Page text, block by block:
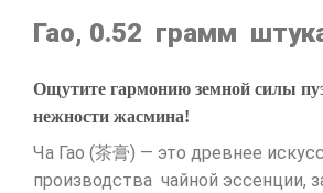
Гао, 0.52 грамм
Ощутите гармонию земной силы
нежности жасмина!
Ча Гао (茶膏) — это древнее
производства чайной эссенции,